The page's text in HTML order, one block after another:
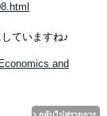
ていますね♪
and